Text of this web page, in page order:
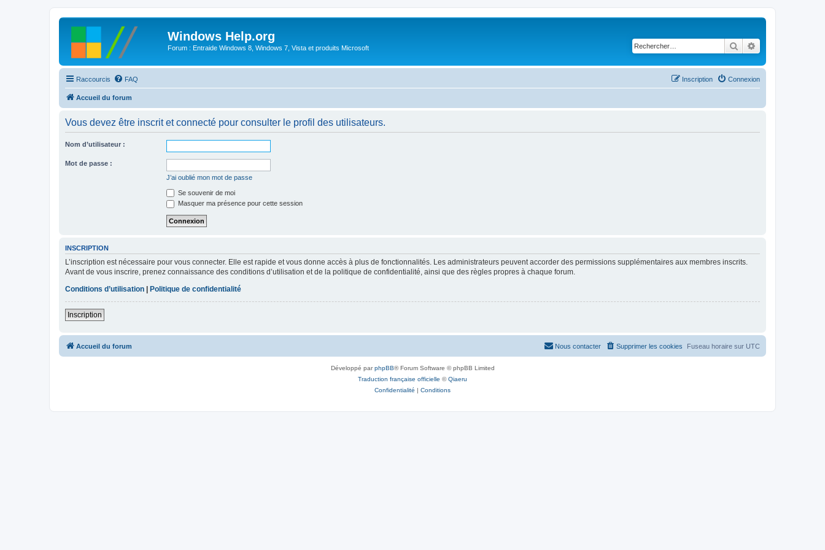
Windows Help.org
Forum : Entraide Windows 8, Windows 7, Vista et produits Microsoft Rechercher
Raccourcis FAQ Connexion
Inscription
Accueil du forum
Vous devez être inscrit et connecté pour consulter le profil des utilisateurs.
Nom d’utilisateur :
Mot de passe :
J’ai oublié mon mot de passe
Se souvenir de moi
Masquer ma présence pour cette session
INSCRIPTION
L’inscription est nécessaire pour vous connecter. Elle est rapide et vous donne accès à plus de fonctionnalités. Les administrateurs peuvent accorder des permissions supplémentaires aux membres inscrits.
Avant de vous inscrire, prenez connaissance des conditions d’utilisation et de la politique de confidentialité, ainsi que des règles propres à chaque forum.
Conditions d’utilisation
Politique de confidentialité
Inscription
Accueil du forum Fuseau horaire sur UTC
Supprimer les cookies
Nous contacter
Développé parphpBB® Forum Software © phpBB Limited
Traduction française officielle ©Qiaeru
Confidentialité | Conditions